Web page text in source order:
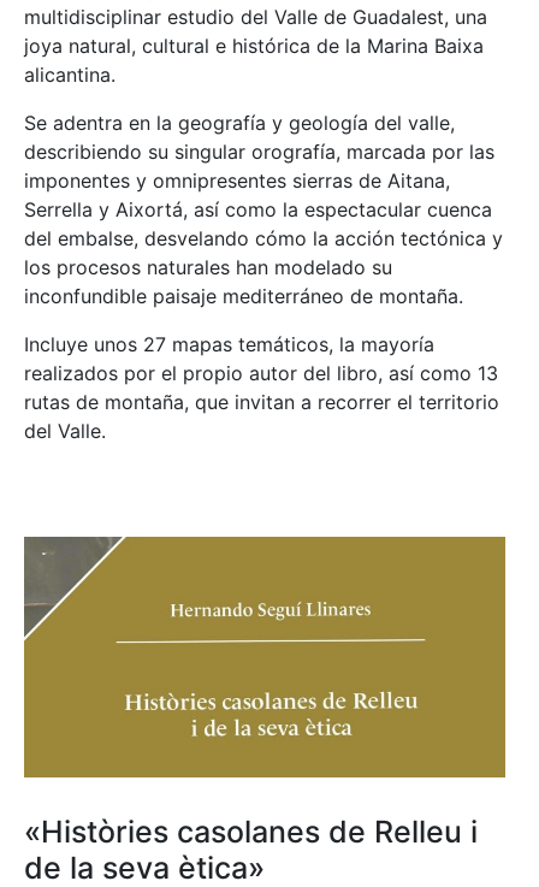
multidisciplinar estudio del Valle de Guadalest, una
joya natural, cultural e histórica de la Marina Baixa
alicantina.
Se adentra en la geografía y geología del valle,
describiendo su singular orografía, marcada por las
imponentes y omnipresentes sierras de Aitana,
Serrella y Aixortá, así como la espectacular cuenca
del embalse, desvelando cómo la acción tectónica y
los procesos naturales han modelado su
inconfundible paisaje mediterráneo de montaña.
Incluye unos 27 mapas temáticos, la mayoría
realizados por el propio autor del libro, así como 13
rutas de montaña, que invitan a recorrer el territorio
del Valle.
«Històries casolanes de Relleu i
de la seva ètica»